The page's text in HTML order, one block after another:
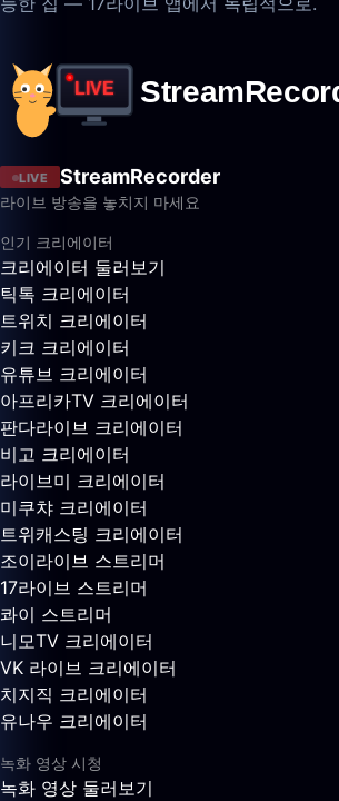
LIVE StreamRecorder
라이브 방송을 놓치지 마세요
인기 크리에이터
크리에이터 둘러보기
틱톡 크리에이터
트위치 크리에이터
키크 크리에이터
유튜브 크리에이터
아프리카TV 크리에이터
판다라이브 크리에이터
비고 크리에이터
라이브미 크리에이터
미쿠챠 크리에이터
트위캐스팅 크리에이터
조이라이브 스트리머
17라이브 스트리머
콰이 스트리머
니모TV 크리에이터
VK 라이브 크리에이터
치지직 크리에이터
유나우 크리에이터
녹화 영상 시청
녹화 영상 둘러보기